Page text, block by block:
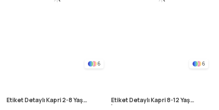
6
Etiket Detaylı Kapri 2-8 Yaş
6
Etiket Detaylı Kapri 8-12 Yaş
İndigo Mavi